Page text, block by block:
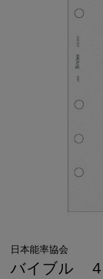
日本能率協会
バイブル